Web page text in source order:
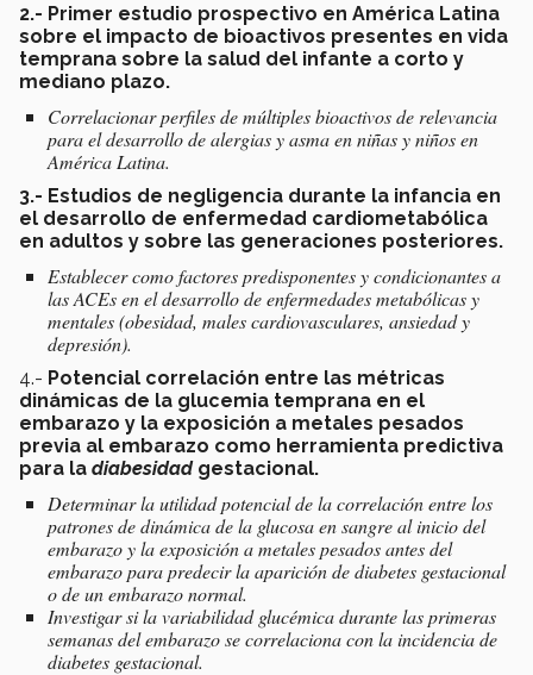
2.- Primer estudio prospectivo en América Latina
sobre el impacto de bioactivos presentes en vida
temprana sobre la salud del infante a corto y
mediano plazo.
Correlacionar perfiles de múltiples bioactivos de relevancia
para el desarrollo de alergias y asma en niñas y niños en
América Latina.
3.- Estudios de negligencia durante la infancia en
el desarrollo de enfermedad cardiometabólica
en adultos y sobre las generaciones posteriores.
Establecer como factores predisponentes y condicionantes a
las ACEs en el desarrollo de enfermedades metabólicas y
mentales (obesidad, males cardiovasculares, ansiedad y
depresión).
4.- Potencial correlación entre las métricas
dinámicas de la glucemia temprana en el
embarazo y la exposición a metales pesados
previa al embarazo como herramienta predictiva
para la diabesidadgestacional.
Determinar la utilidad potencial de la correlación entre los
patrones de dinámica de la glucosa en sangre al inicio del
embarazo y la exposición a metales pesados antes del
embarazo para predecir la aparición de diabetes gestacional
o de un embarazo normal.
Investigar si la variabilidad glucémica durante las primeras
semanas del embarazo se correlaciona con la incidencia de
diabetes gestacional.